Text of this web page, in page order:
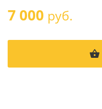
7 000 руб.